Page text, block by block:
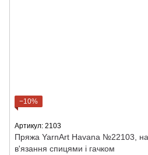
−10%
Артикул: 2103
Пряжа YarnArt Havana №22103,
в'язання спицями і гачком